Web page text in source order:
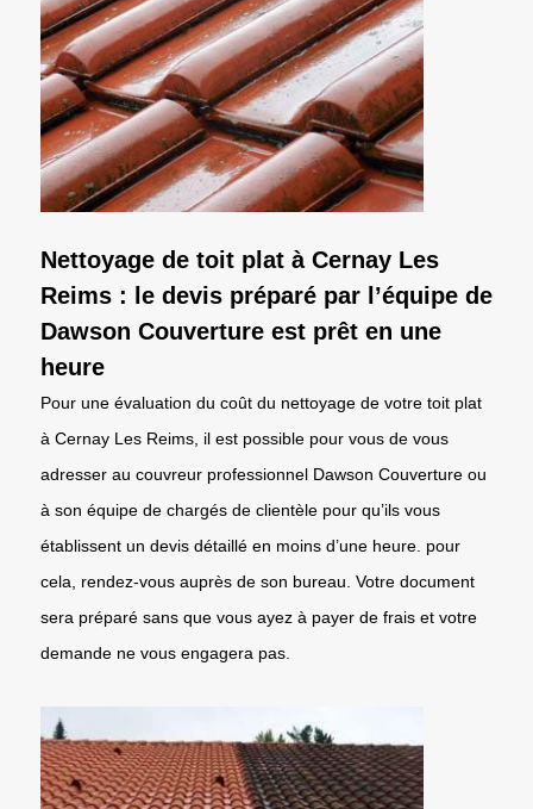
Nettoyage de toit plat à Cernay Les
Reims : le devis préparé par l’équipe de
Dawson Couverture est prêt en une
heure
Pour une évaluation du coût du nettoyage de votre toit plat
à Cernay Les Reims, il est possible pour vous de vous
adresser au couvreur professionnel Dawson Couverture ou
à son équipe de chargés de clientèle pour qu’ils vous
établissent un devis détaillé en moins d’une heure. pour
cela, rendez-vous auprès de son bureau. Votre document
sera préparé sans que vous ayez à payer de frais et votre
demande ne vous engagera pas.